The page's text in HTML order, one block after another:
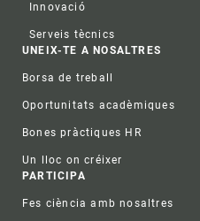
Innovació
Serveis tècnics
UNEIX-TE A NOSALTRES
Borsa de treball
Oportunitats acadèmiques
Bones pràctiques HR
Un lloc on créixer
PARTICIPA
Fes ciència amb nosaltres